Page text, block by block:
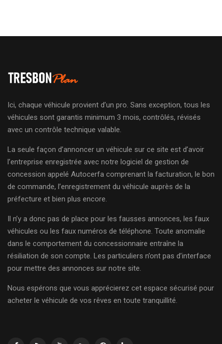
Ici, chaque véhicule provient d’un pro. Sans exception, tous les
véhicules sont garantis minimum 3 mois, contrôlés, révisés
avec un contrôle technique valable.
La seule façon d’annoncer un véhicule sur ce site est d’avoir
l’entreprise enregistrée avec notre logiciel de gestion de
concession appelé Autocerfa comprenant la facturation, le bon
de commande, l’enregistrement du véhicule auprès de la
préfecture et bien plus encore.
Il n’y a donc pas de place pour les fausses annonces, les faux
véhicules ou les faux numéros de téléphone. Toute anomalie
dans le comportement du concessionnaire entraîne la
résiliation de son compte. Les particuliers n’ont pas d’interface
pour mettre des annonces sur notre site.
Nous espérons que vous apprécierez cet espace sécurisé pour
acheter le véhicule de vos rêves en toute tranquillité.